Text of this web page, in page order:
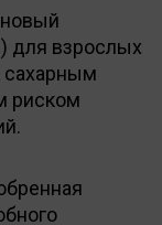
новый
для взрослых
риском